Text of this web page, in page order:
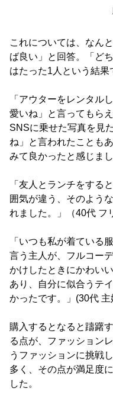
これについては、なん
ば良い」と回答。「ど
はたった1人という結果
「アウターをレンタル
愛いね」と言ってもら
SNSに乗せた写真を見
ね」と言われたことも
みて良かったと感じま
「友人とランチをする
囲気が違う、そのよう
れました。」（40代 フ
「いつも私が着ている
言う主人が、フルコー
かけしたときにかわい
あり、自分に似合うテ
かったです。」(30代 主
購入するとなると躊躇
る点が、ファッション
うファッションに挑戦
多く、その点が満足度
した。